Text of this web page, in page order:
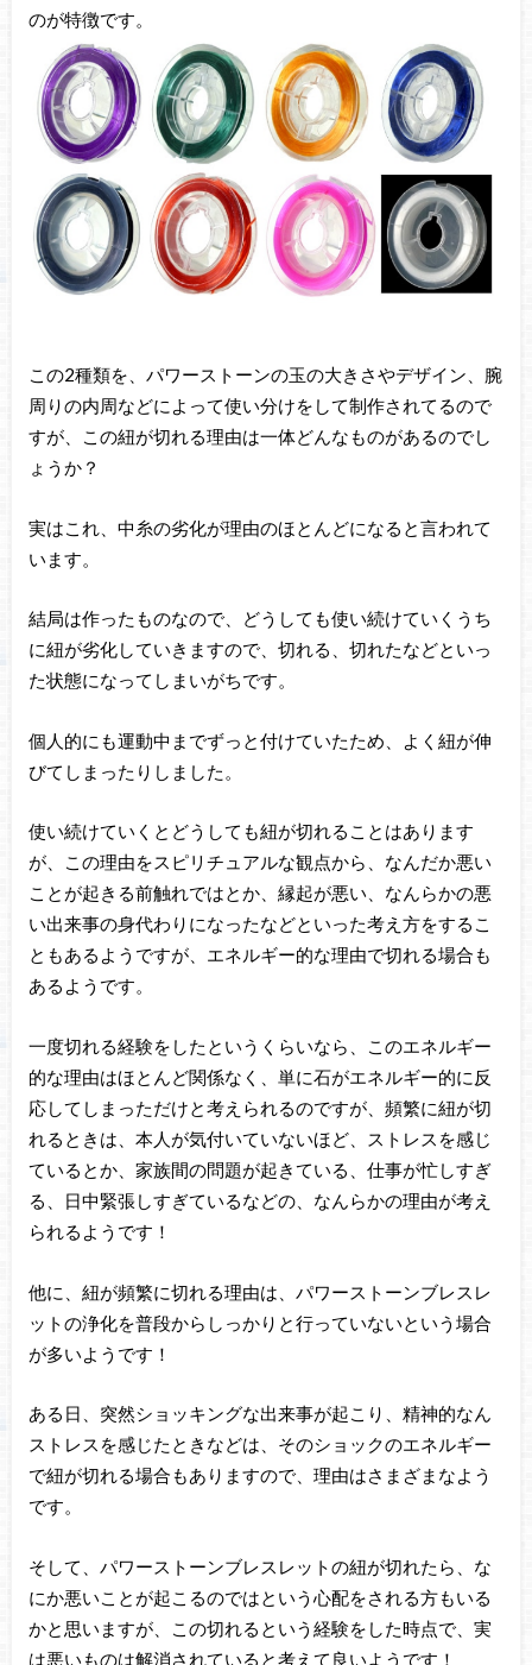
のが特徴です。
この2種類を、パワーストーンの玉の大きさやデザイン、腕
周りの内周などによって使い分けをして制作されてるので
すが、この紐が切れる理由は一体どんなものがあるのでし
ょうか？
実はこれ、中糸の劣化が理由のほとんどになると言われて
います。
結局は作ったものなので、どうしても使い続けていくうち
に紐が劣化していきますので、切れる、切れたなどといっ
た状態になってしまいがちです。
個人的にも運動中までずっと付けていたため、よく紐が伸
びてしまったりしました。
使い続けていくとどうしても紐が切れることはあります
が、この理由をスピリチュアルな観点から、なんだか悪い
ことが起きる前触れではとか、縁起が悪い、なんらかの悪
い出来事の身代わりになったなどといった考え方をするこ
ともあるようですが、エネルギー的な理由で切れる場合も
あるようです。
一度切れる経験をしたというくらいなら、このエネルギー
的な理由はほとんど関係なく、単に石がエネルギー的に反
応してしまっただけと考えられるのですが、頻繁に紐が切
れるときは、本人が気付いていないほど、ストレスを感じ
ているとか、家族間の問題が起きている、仕事が忙しすぎ
る、日中緊張しすぎているなどの、なんらかの理由が考え
られるようです！
他に、紐が頻繁に切れる理由は、パワーストーンブレスレ
ットの浄化を普段からしっかりと行っていないという場合
が多いようです！
ある日、突然ショッキングな出来事が起こり、精神的なん
ストレスを感じたときなどは、そのショックのエネルギー
で紐が切れる場合もありますので、理由はさまざまなよう
です。
そして、パワーストーンブレスレットの紐が切れたら、な
にか悪いことが起こるのではという心配をされる方もいる
かと思いますが、この切れるという経験をした時点で、実
は悪いものは解消されていると考えて良いようです！